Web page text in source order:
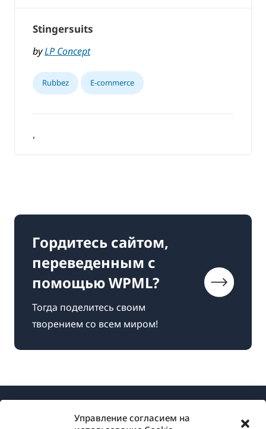
Управление согласием на
Stingersuits
byLP Concept
Rubbez E-commerce
,
Гордитесь сайтом,
переведенным с
помощью WPML?
Тогда поделитесь своим
творением со всем миром!